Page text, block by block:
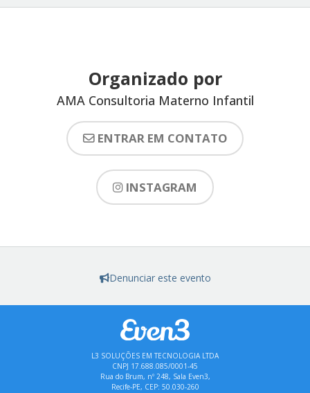
Organizado por
AMA Consultoria Materno Infantil
ENTRAR EM CONTATO
INSTAGRAM
Denunciar este evento
L3 SOLUÇÕES EM TECNOLOGIA LTDA
CNPJ 17.688.085/0001-45
Rua do Brum, nº 248, Sala Even3,
Recife-PE, CEP: 50.030-260